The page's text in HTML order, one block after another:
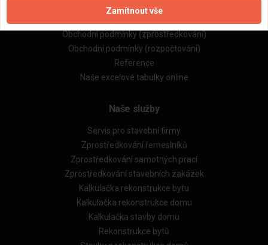
Zpracování a ochrana osobních údajů
Obchodní podmínky (zprostředkování)
Obchodní podmínky (rozpočtování)
Reference
Naše excelové tabulky online
Naše služby
Servis pro stavební firmy
Zprostředkování řemeslníků
Zprostředkování samotných prací
Zprostředkování stavebních zakázek
Kalkulačka rekonstrukce bytu
Kalkulačka rekonstrukce domu
Kalkulačka stavby domu
Rekonstrukce bytů
Zamítnout vše